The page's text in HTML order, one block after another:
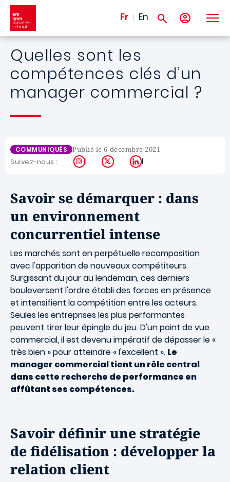
Aller au contenu principal
Fr En
Quelles sont les
compétences clés d’un
manager commercial ?
COMMUNIQUÉS Publié le 6 décembre 2021
Suivez-nous : Instagram
X LinkedIn
Savoir se démarquer : dans
un environnement
concurrentiel intense
Les marchés sont en perpétuelle recomposition
avec l'apparition de nouveaux compétiteurs.
Surgissant du jour au lendemain, ces derniers
bouleversent l'ordre établi des forces en présence
et intensifient la compétition entre les acteurs.
Seules les entreprises les plus performantes
peuvent tirer leur épingle du jeu. D'un point de vue
commercial, il est devenu impératif de dépasser le «
très bien » pour atteindre « l'excellent ». Le
manager commercial tient un rôle central
dans cette recherche de performance en
affûtant ses compétences.
Savoir définir une stratégie
de fidélisation : développer la
relation client